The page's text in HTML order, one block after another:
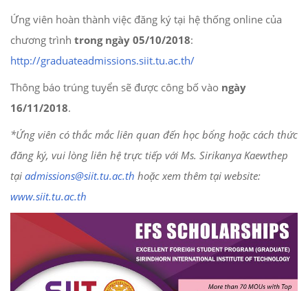
Ứng viên hoàn thành việc đăng ký tại hệ thống online của
chương trình trong ngày 05/10/2018:
http://graduateadmissions.siit.tu.ac.th/
Thông báo trúng tuyển sẽ được công bố vào ngày
16/11/2018.
*Ứng viên có thắc mắc liên quan đến học bổng hoặc cách thức
đăng ký, vui lòng liên hệ trực tiếp với Ms. Sirikanya Kaewthep
tại admissions@siit.tu.ac.th hoặc xem thêm tại website:
www.siit.tu.ac.th